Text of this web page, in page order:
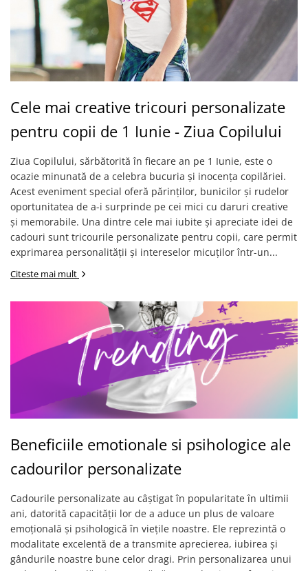
Cele mai creative tricouri personalizate
pentru copii de 1 Iunie - Ziua Copilului
Ziua Copilului, sărbătorită în fiecare an pe 1 Iunie, este o
ocazie minunată de a celebra bucuria și inocența copilăriei.
Acest eveniment special oferă părinților, bunicilor și rudelor
oportunitatea de a-i surprinde pe cei mici cu daruri creative
și memorabile. Una dintre cele mai iubite și apreciate idei de
cadouri sunt tricourile personalizate pentru copii, care permit
exprimarea personalității și intereselor micuților într-un...
Citeste mai mult
Beneficiile emotionale si psihologice ale
cadourilor personalizate
Cadourile personalizate au câștigat în popularitate în ultimii
ani, datorită capacității lor de a aduce un plus de valoare
emoțională și psihologică în viețile noastre. Ele reprezintă o
modalitate excelentă de a transmite aprecierea, iubirea și
gândurile noastre bune celor dragi. Prin personalizarea unui